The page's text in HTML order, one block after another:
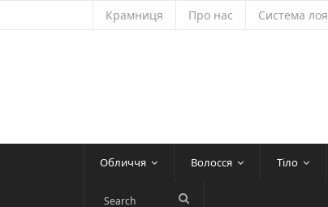
Крамниця Про нас Система
Обличчя Волосся Тіло